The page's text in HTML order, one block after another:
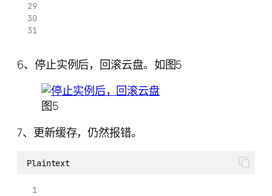
6、停止实例后，回滚云盘。如图5
图5
7、更新缓存，仍然报错。
Plaintext